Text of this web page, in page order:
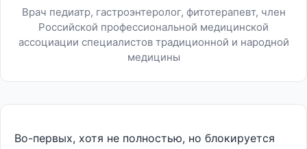
Врач педиатр, гастроэнтеролог, фитотерапевт, член
Российской профессиональной медицинской
ассоциации специалистов традиционной и народной
медицины
Во-первых, хотя не полностью, но блокируется